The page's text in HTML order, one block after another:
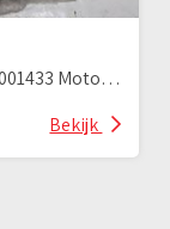
A0004460839 / 0281001433 Motorsteuergerät OM442LA
Bekijk